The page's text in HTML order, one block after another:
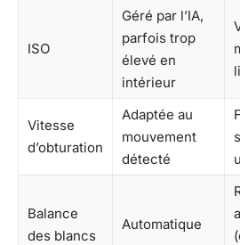
ISO
Géré par l’IA,
parfois trop
élevé en
intérieur
Vitesse
d’obturation
Adaptée au
mouvement
détecté
Balance
des blancs
Automatique